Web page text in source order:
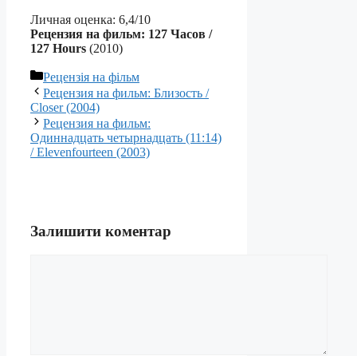
Личная оценка: 6,4/10
Рецензия на фильм: 127 Часов /
127 Hours (2010)
Категорії
Рецензія на фільм
Рецензия на фильм: Близость /
Closer (2004)
Рецензия на фильм:
Одиннадцать четырнадцать (11:14)
/ Elevenfourteen (2003)
Залишити коментар